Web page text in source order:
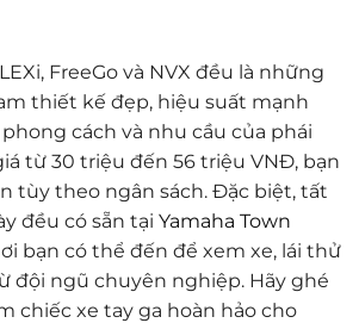
FreeGo và NVX đều là những
thiết kế đẹp, hiệu suất mạnh
cách và nhu cầu của phái
từ 30 triệu đến 56 triệu VNĐ, bạn
tùy theo ngân sách. Đặc biệt, tất
đều có sẵn tại Yamaha Town
bạn có thể đến để xem xe, lái thử
đội ngũ chuyên nghiệp. Hãy ghé
chiếc xe tay ga hoàn hảo cho